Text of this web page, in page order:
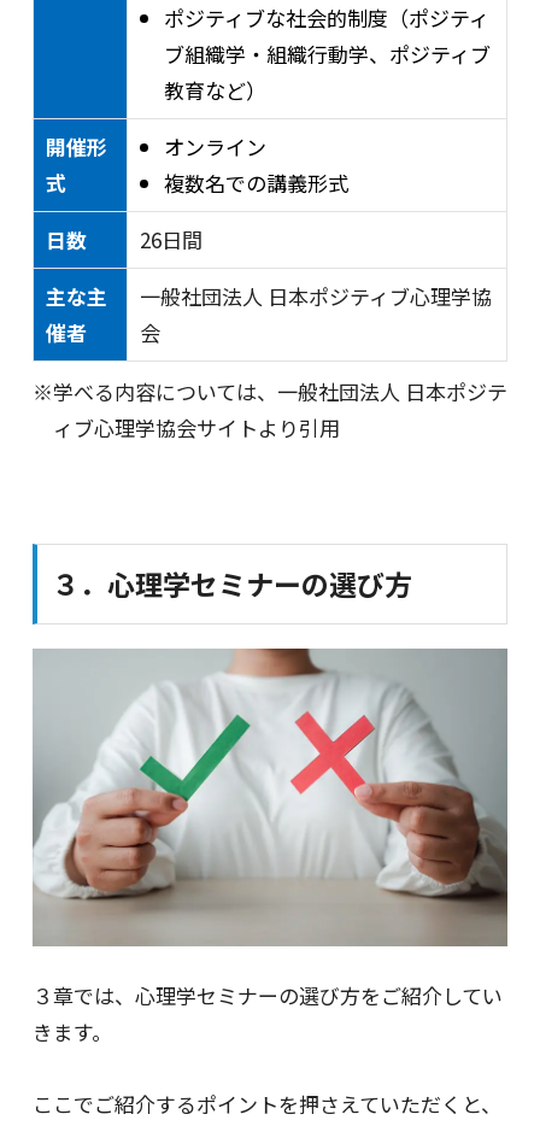
ポジティブな社会的制度（ポジティ
ブ組織学・組織行動学、ポジティブ
教育など）
開催形
式
オンライン
複数名での講義形式
日数
26日間
主な主
催者
一般社団法人 日本ポジティブ心理学協
会
※学べる内容については、一般社団法人 日本ポジテ
ィブ心理学協会サイトより引用
３．心理学セミナーの選び方
３章では、心理学セミナーの選び方をご紹介してい
きます。
ここでご紹介するポイントを押さえていただくと、